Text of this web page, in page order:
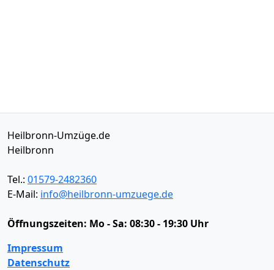
Heilbronn-Umzüge.de
Heilbronn
Tel.: 01579-2482360
E-Mail: info@heilbronn-umzuege.de
Öffnungszeiten: Mo - Sa: 08:30 - 19:30 Uhr
Impressum
Datenschutz